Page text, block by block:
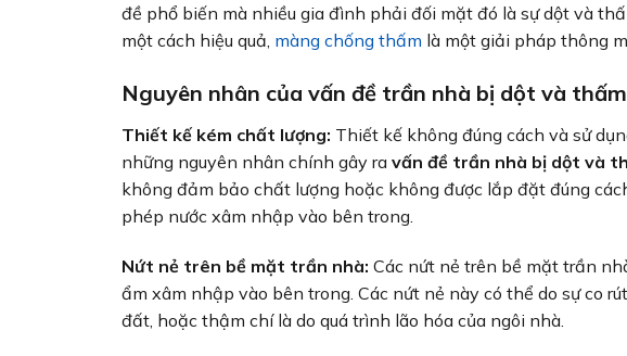
đề phổ biến mà nhiều gia đình phải đối mặt đó là sự dột và
một cách hiệu quả, màng chống thấm là một giải pháp thông
Nguyên nhân của vấn đề trần nhà bị dột và thấm
Thiết kế kém chất lượng: Thiết kế không đúng cách và sử
những nguyên nhân chính gây ra vấn đề trần nhà bị dột và
không đảm bảo chất lượng hoặc không được lắp đặt đúng
phép nước xâm nhập vào bên trong.
Nứt nẻ trên bề mặt trần nhà: Các nứt nẻ trên bề mặt trần
ẩm xâm nhập vào bên trong. Các nứt nẻ này có thể do sự co
đất, hoặc thậm chí là do quá trình lão hóa của ngôi nhà.